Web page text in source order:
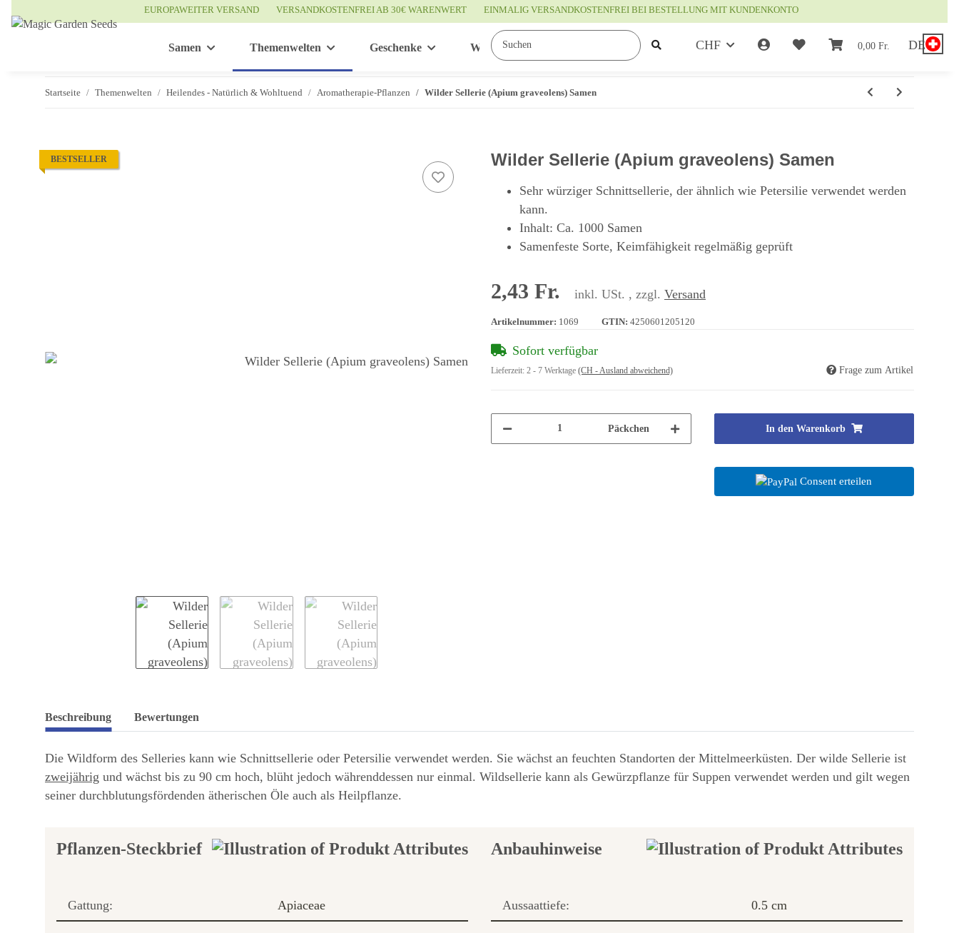
EUROPAWEITER VERSAND VERSANDKOSTENFREI AB 30€ WARENWERT EINMALIG VERSANDKOSTENFREI BEI BESTELLUNG MIT KUNDENKONTO
CHF 0,00 Fr. DE
Samen Themenwelten Geschenke Wissenswertes
Startseite Themenwelten Heilendes - Natürlich & Wohltuend Aromatherapie-Pflanzen Wilder Sellerie (Apium graveolens) Samen
BESTSELLER Wilder Sellerie (Apium graveolens) Samen
Sehr würziger Schnittsellerie, der ähnlich wie Petersilie verwendet werden
kann.
Inhalt: Ca. 1000 Samen
Samenfeste Sorte, Keimfähigkeit regelmäßig geprüft
2,43 Fr. inkl. USt. , zzgl. Versand
Artikelnummer: 1069 GTIN: 4250601205120
Sofort verfügbar
Lieferzeit: 2 - 7 Werktage (CH - Ausland abweichend) Frage zum Artikel
Päckchen In den Warenkorb
Consent erteilen
Beschreibung Bewertungen
Die Wildform des Selleries kann wie Schnittsellerie oder Petersilie verwendet werden. Sie wächst an feuchten Standorten der Mittelmeerküsten. Der wilde Sellerie ist
zweijährig und wächst bis zu 90 cm hoch, blüht jedoch währenddessen nur einmal. Wildsellerie kann als Gewürzpflanze für Suppen verwendet werden und gilt wegen
seiner durchblutungsfördenden ätherischen Öle auch als Heilpflanze.
Pflanzen-Steckbrief
Gattung: Apiaceae
Anbauhinweise
Aussaattiefe: 0.5 cm